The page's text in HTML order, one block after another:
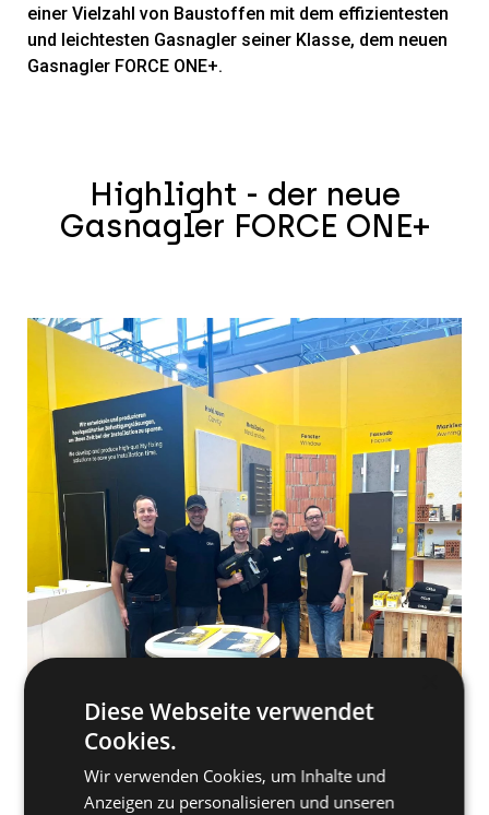
einer Vielzahl von Baustoffen mit dem effizientesten
und leichtesten Gasnagler seiner Klasse, dem neuen
Gasnagler FORCE ONE+.
Highlight - der neue
Gasnagler FORCE ONE+
Diese Webseite verwendet
Cookies.
Wir verwenden Cookies, um Inhalte und
Anzeigen zu personalisieren und unseren